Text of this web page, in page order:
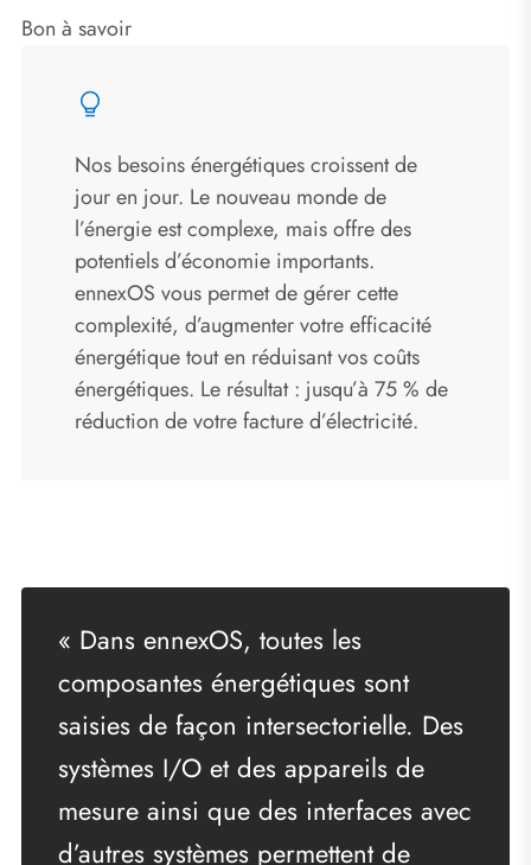
Bon à savoir
Nos besoins énergétiques croissent de
jour en jour. Le nouveau monde de
l’énergie est complexe, mais offre des
potentiels d’économie importants.
ennexOS vous permet de gérer cette
complexité, d’augmenter votre efficacité
énergétique tout en réduisant vos coûts
énergétiques. Le résultat : jusqu’à 75 % de
réduction de votre facture d’électricité.
« Dans ennexOS, toutes les
composantes énergétiques sont
saisies de façon intersectorielle. Des
systèmes I/O et des appareils de
mesure ainsi que des interfaces avec
d’autres systèmes permettent de